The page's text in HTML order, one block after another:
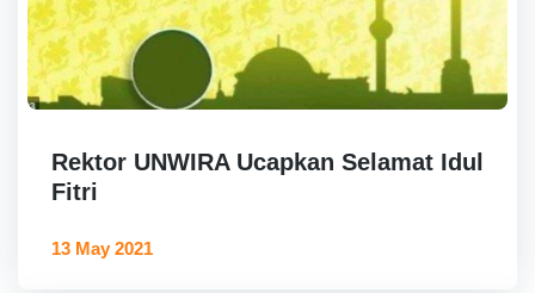
Rektor UNWIRA Ucapkan Selamat Idul
Fitri
13 May 2021